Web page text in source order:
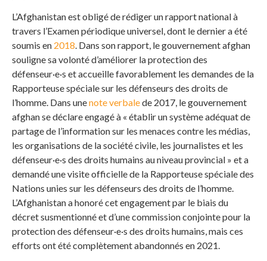
L’Afghanistan est obligé de rédiger un rapport national à
travers l’Examen périodique universel, dont le dernier a été
soumis en 2018 . Dans son rapport, le gouvernement afghan
souligne sa volonté d’améliorer la protection des
défenseur·e·s et accueille favorablement les demandes de la
Rapporteuse spéciale sur les défenseurs des droits de
l’homme. Dans unenote verbalede 2017, le gouvernement
afghan se déclare engagé à « établir un système adéquat de
partage de l’information sur les menaces contre les médias,
les organisations de la société civile, les journalistes et les
défenseur·e·s des droits humains au niveau provincial » et a
demandé une visite officielle de la Rapporteuse spéciale des
Nations unies sur les défenseurs des droits de l’homme.
L’Afghanistan a honoré cet engagement par le biais du
décret susmentionné et d’une commission conjointe pour la
protection des défenseur·e·s des droits humains, mais ces
efforts ont été complètement abandonnés en 2021.